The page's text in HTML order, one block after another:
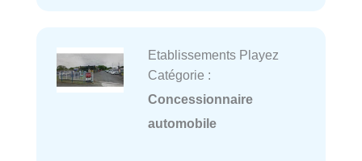
Etablissements Playez
Catégorie :
Concessionnaire
automobile